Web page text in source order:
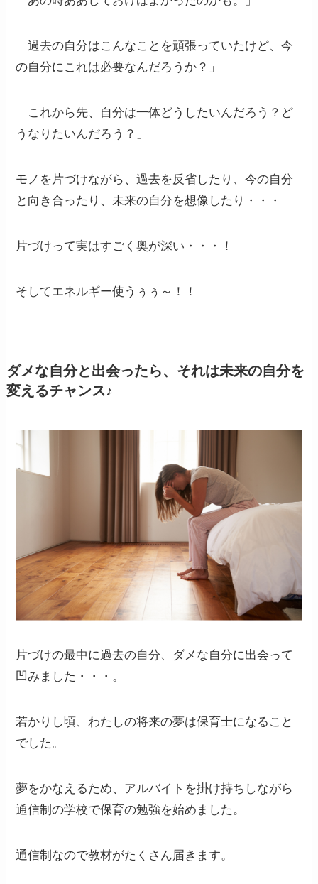
「過去の自分はこんなことを頑張っていたけど、今
の自分にこれは必要なんだろうか？」
「これから先、自分は一体どうしたいんだろう？ど
うなりたいんだろう？」
モノを片づけながら、過去を反省したり、今の自分
と向き合ったり、未来の自分を想像したり・・・
片づけって実はすごく奥が深い・・・！
そしてエネルギー使うぅぅ～！！
ダメな自分と出会ったら、それは未来の自分を
変えるチャンス♪
片づけの最中に過去の自分、ダメな自分に出会って
凹みました・・・。
若かりし頃、わたしの将来の夢は保育士になること
でした。
夢をかなえるため、アルバイトを掛け持ちしながら
通信制の学校で保育の勉強を始めました。
通信制なので教材がたくさん届きます。